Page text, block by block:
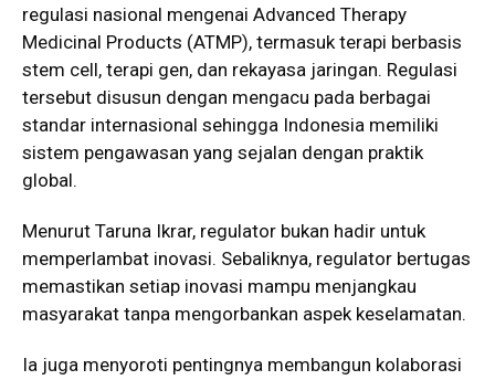
regulasi nasional mengenai Advanced Therapy
Medicinal Products (ATMP), termasuk terapi berbasis
stem cell, terapi gen, dan rekayasa jaringan. Regulasi
tersebut disusun dengan mengacu pada berbagai
standar internasional sehingga Indonesia memiliki
sistem pengawasan yang sejalan dengan praktik
global.
Menurut Taruna Ikrar, regulator bukan hadir untuk
memperlambat inovasi. Sebaliknya, regulator bertugas
memastikan setiap inovasi mampu menjangkau
masyarakat tanpa mengorbankan aspek keselamatan.
Ia juga menyoroti pentingnya membangun kolaborasi